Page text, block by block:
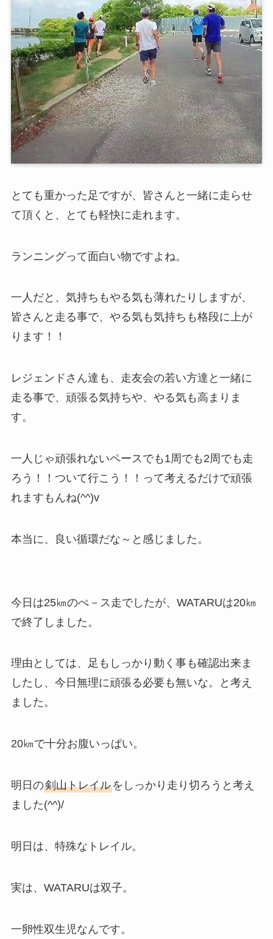
とても重かった足ですが、皆さんと一緒に走らせ
て頂くと、とても軽快に走れます。
ランニングって面白い物ですよね。
一人だと、気持ちもやる気も薄れたりしますが、
皆さんと走る事で、やる気も気持ちも格段に上が
ります！！
レジェンドさん達も、走友会の若い方達と一緒に
走る事で、頑張る気持ちや、やる気も高まりま
す。
一人じゃ頑張れないペースでも1周でも2周でも走
ろう！！ついて行こう！！って考えるだけで頑張
れますもんね(^^)v
本当に、良い循環だな～と感じました。
今日は25㎞のぺ－ス走でしたが、WATARUは20㎞
で終了しました。
理由としては、足もしっかり動く事も確認出来ま
したし、今日無理に頑張る必要も無いな。と考え
ました。
20㎞で十分お腹いっぱい。
明日の剣山トレイルをしっかり走り切ろうと考え
ました(^^)/
明日は、特殊なトレイル。
実は、WATARUは双子。
一卵性双生児なんです。